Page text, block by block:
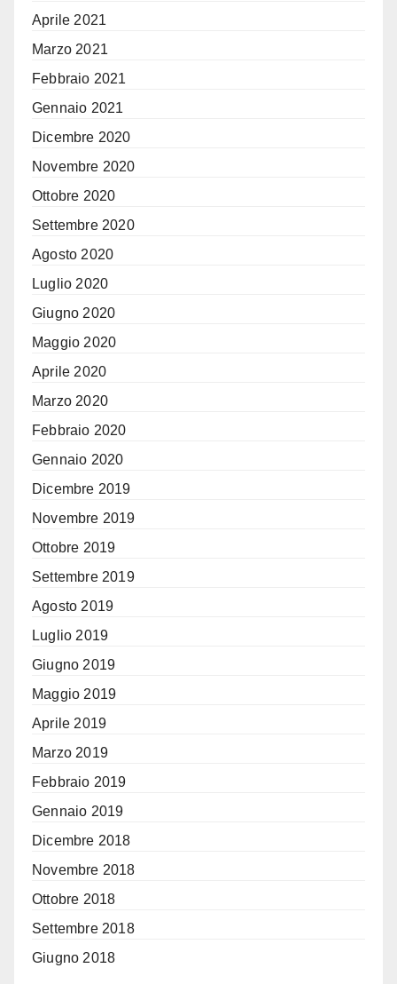
Aprile 2021
Marzo 2021
Febbraio 2021
Gennaio 2021
Dicembre 2020
Novembre 2020
Ottobre 2020
Settembre 2020
Agosto 2020
Luglio 2020
Giugno 2020
Maggio 2020
Aprile 2020
Marzo 2020
Febbraio 2020
Gennaio 2020
Dicembre 2019
Novembre 2019
Ottobre 2019
Settembre 2019
Agosto 2019
Luglio 2019
Giugno 2019
Maggio 2019
Aprile 2019
Marzo 2019
Febbraio 2019
Gennaio 2019
Dicembre 2018
Novembre 2018
Ottobre 2018
Settembre 2018
Giugno 2018